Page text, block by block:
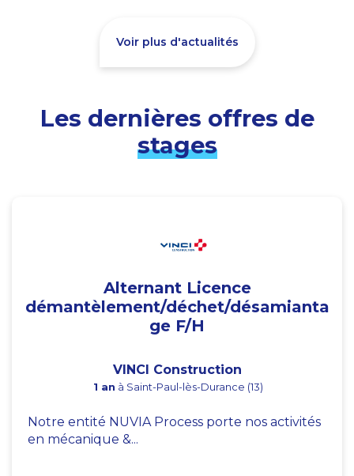
Voir plus d'actualités
Les dernières offres de
stages
Alternant Licence
démantèlement/déchet/désamianta
ge F/H
VINCI Construction
1 an à Saint-Paul-lès-Durance (13)
Notre entité NUVIA Process porte nos activités
en mécanique &...